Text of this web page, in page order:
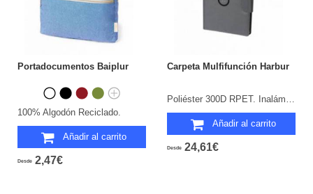
Portadocumentos Baiplur
100% Algodón Reciclado.
Añadir al carrito
Desde 2,47€
Carpeta Mulfifunción Harbur
Añadir al carrito
Desde 24,61€